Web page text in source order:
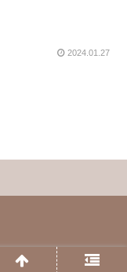
2024.01.27